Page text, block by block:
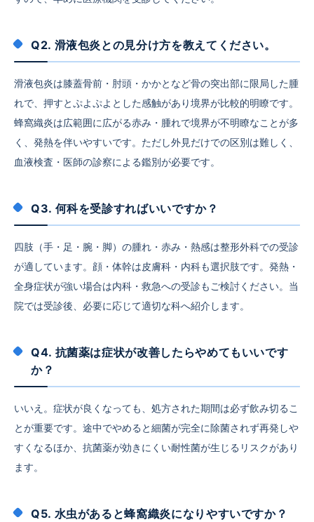
Q2. 滑液包炎との見分け方を教えてください。
滑液包炎は膝蓋骨前・肘頭・かかとなど骨の突出部に限局した腫
れで、押すとぷよぷよとした感触があり境界が比較的明瞭です。
蜂窩織炎は広範囲に広がる赤み・腫れで境界が不明瞭なことが多
く、発熱を伴いやすいです。ただし外見だけでの区別は難しく、
血液検査・医師の診察による鑑別が必要です。
Q3. 何科を受診すればいいですか？
四肢（手・足・腕・脚）の腫れ・赤み・熱感は整形外科での受診
が適しています。顔・体幹は皮膚科・内科も選択肢です。発熱・
全身症状が強い場合は内科・救急への受診もご検討ください。当
院では受診後、必要に応じて適切な科へ紹介します。
Q4. 抗菌薬は症状が改善したらやめてもいいです
か？
いいえ。症状が良くなっても、処方された期間は必ず飲み切るこ
とが重要です。途中でやめると細菌が完全に除菌されず再発しや
すくなるほか、抗菌薬が効きにくい耐性菌が生じるリスクがあり
ます。
Q5. 水虫があると蜂窩織炎になりやすいですか？